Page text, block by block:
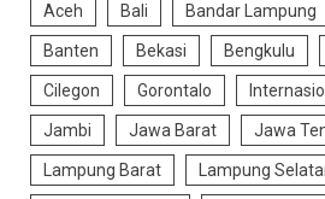
Aceh Bali Bandar Lampung
Banten Bekasi Bengkulu
Cilegon Gorontalo
Jambi Jawa Barat Jawa
Lampung Barat Lampung